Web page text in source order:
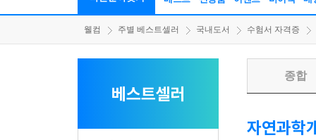
웰컴 주별 베스트셀러 국내도서 수험서 자격증
베스트셀러
종합
자연과학